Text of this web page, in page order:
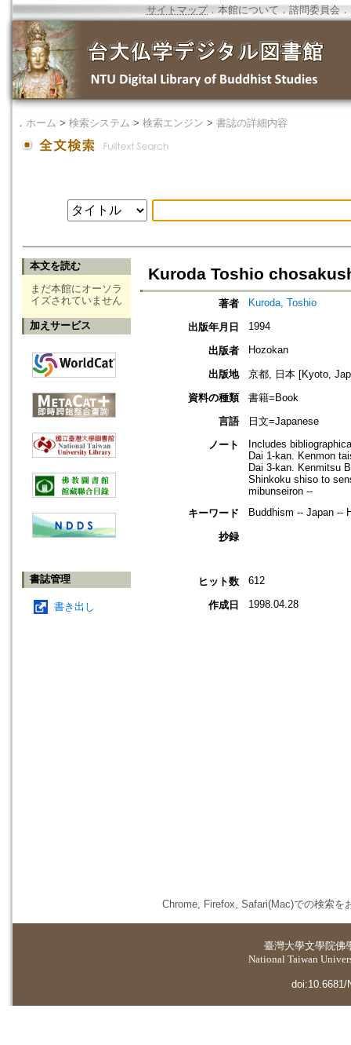
サイトマップ．本館について ． 諮問委員会 ．
． ホーム > 検索システム > 検索エンジン > 書誌の詳細内容
本文を読む
まだ本館にオーソラ
イズされていません
加えサービス
書誌管理
書き出し
Kuroda Toshio
著者 Kuroda, Toshio
出版年月日 1994
出版者 Hozokan
出版地
京都, 日本 [Kyoto,
資料の種類
書籍=Book
言語
日文=Japanese
ノート
Includes
Dai 1-kan. Kenmon
Dai 3-kan. Kenmitsu
Shinkoku shiso to
mibunseiron --
キーワード
Buddhism -- Japan --
抄録
ヒット数 612
作成日 1998.04.28
Chrome, Firefox, Safari(Mac)での検索を
臺灣大學文學院佛
National Taiwan
doi:10.6681/